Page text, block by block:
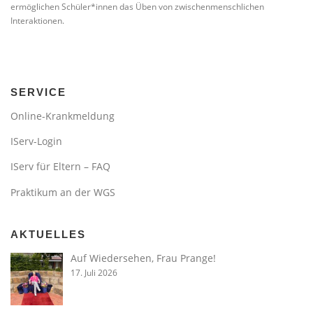
ermöglichen Schüler*innen das Üben von zwischenmenschlichen
Interaktionen.
SERVICE
Online-Krankmeldung
IServ-Login
IServ für Eltern – FAQ
Praktikum an der WGS
AKTUELLES
Auf Wiedersehen, Frau Prange!
17. Juli 2026